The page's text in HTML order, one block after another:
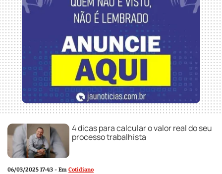
4 dicas para calcular o valor real do seu
processo trabalhista
06/03/2025 17:43 - Em Cotidiano